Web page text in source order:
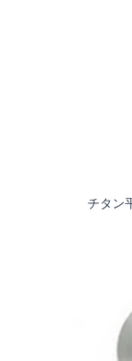
チタン